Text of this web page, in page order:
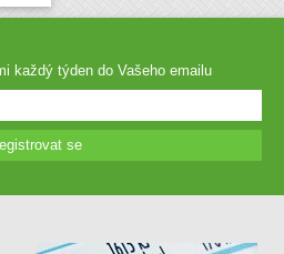
každý týden do Vašeho emailu
se